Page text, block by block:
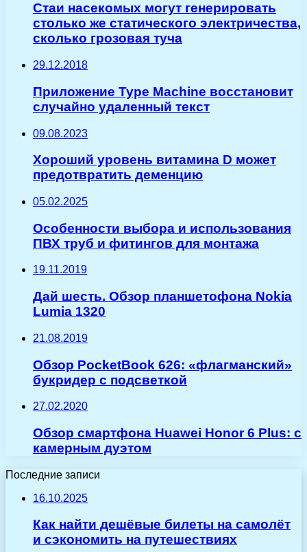
Стаи насекомых могут генерировать
столько же статического электричества,
сколько грозовая туча
29.12.2018
Приложение Type Machine восстановит
случайно удаленный текст
09.08.2023
Хороший уровень витамина D может
предотвратить деменцию
05.02.2025
Особенности выбора и использования
ПВХ труб и фитингов для монтажа
19.11.2019
Дай шесть. Обзор планшетофона Nokia
Lumia 1320
21.08.2019
Обзор PocketBook 626: «флагманский»
букридер с подсветкой
27.02.2020
Обзор смартфона Huawei Honor 6 Plus: с
камерным дуэтом
Последние записи
16.10.2025
Как найти дешёвые билеты на самолёт
и сэкономить на путешествиях